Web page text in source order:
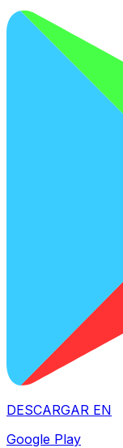
DESCARGAR EN
Google Play